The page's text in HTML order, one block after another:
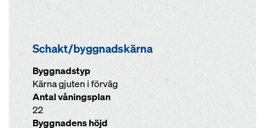
Schakt/byggnadskärna
Byggnadstyp
Kärna gjuten i förväg
Antal våningsplan
22
Byggnadens höjd